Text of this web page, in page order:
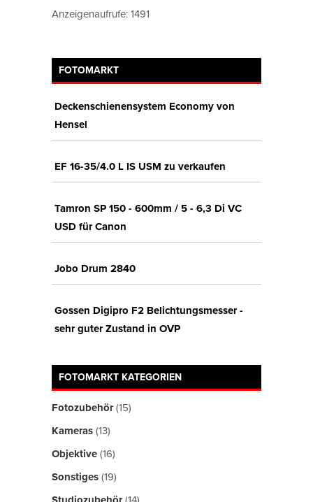
Anzeigenaufrufe: 1491
FOTOMARKT
Deckenschienensystem Economy von
Hensel
EF 16-35/4.0 L IS USM zu verkaufen
Tamron SP 150 - 600mm / 5 - 6,3 Di VC
USD für Canon
Jobo Drum 2840
Gossen Digipro F2 Belichtungsmesser -
sehr guter Zustand in OVP
FOTOMARKT KATEGORIEN
Fotozubehör(15)
Kameras(13)
Objektive(16)
Sonstiges(19)